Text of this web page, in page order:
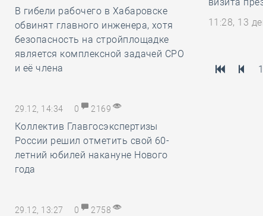
В гибели рабочего в Хабаровске
обвинят главного инженера, хотя
безопасность на стройплощадке
является комплексной задачей СРО
и её члена
29.12, 14:34 0 2169
Коллектив Главгосэкспертизы
России решил отметить свой 60-
летний юбилей накануне Нового
года
29.12, 13:27 0 2758
11:28, 13